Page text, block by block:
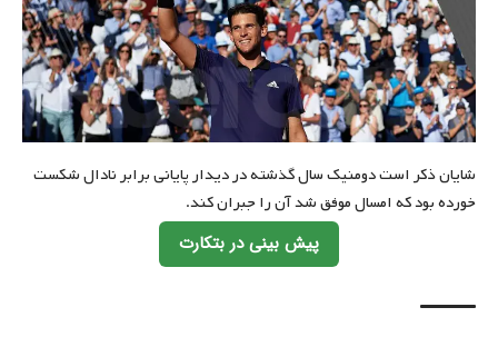
شایان ذکر است دومنیک سال گذشته در دیدار پایانی برابر نادال شکست
خورده بود که امسال موفق شد آن را جبران کند.
پیش بینی در بتکارت